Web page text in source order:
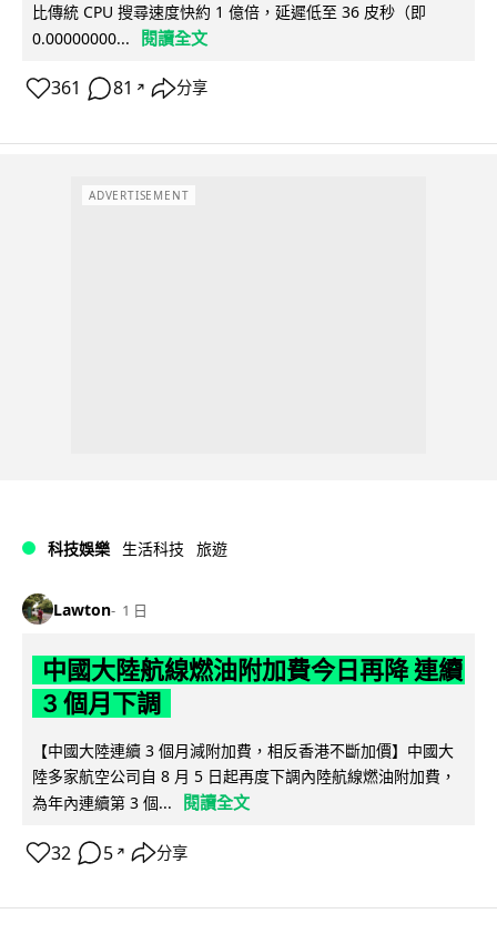
比傳統 CPU 搜尋速度快約 1 億倍，延遲低至 36 皮秒（即
0.00000000...
閱讀全文
361 81 ↗ 分享
ADVERTISEMENT
科技娛樂 生活科技 旅遊
Lawton 1 日
中國大陸航線燃油附加費今日再降 連續
3 個月下調
【中國大陸連續 3 個月減附加費，相反香港不斷加價】中國大
陸多家航空公司自 8 月 5 日起再度下調內陸航線燃油附加費，
為年內連續第 3 個...
閱讀全文
32 5 ↗ 分享